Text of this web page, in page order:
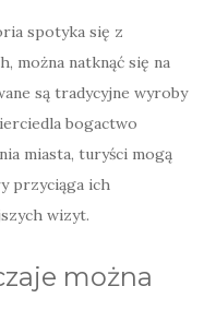
spotyka się z
można natknąć się na
są tradycyjne wyroby
bogactwo
miasta, turyści mogą
przyciąga ich
wizyt.
można